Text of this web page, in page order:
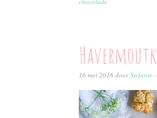
16 mei 2016 doorStefanie